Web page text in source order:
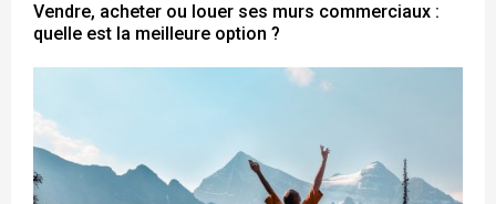
Vendre, acheter ou louer ses murs commerciaux :
quelle est la meilleure option ?